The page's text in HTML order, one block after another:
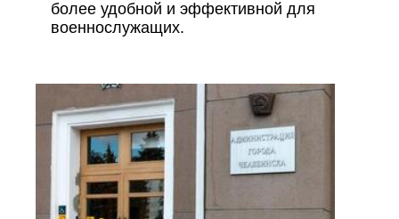
более удобной и эффективной для
военнослужащих.